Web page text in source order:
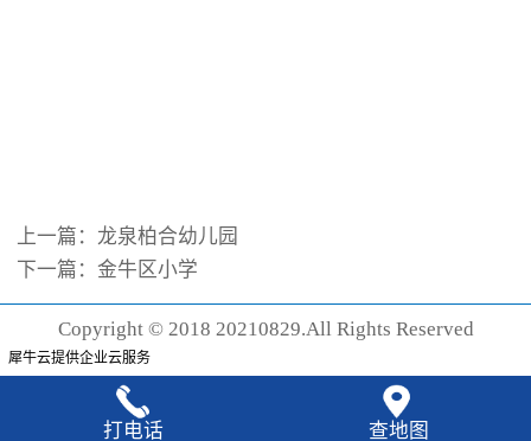
上一篇： 龙泉柏合幼儿园
下一篇： 金牛区小学
Copyright © 2018 20210829.All Rights Reserved
犀牛云提供企业云服务
打电话 查地图